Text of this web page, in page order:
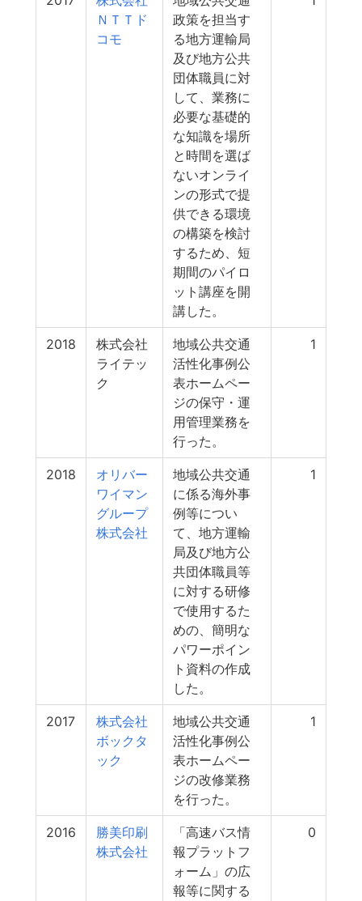
ＮＴＴド
コモ
政策を担当す
る地方運輸局
及び地方公共
団体職員に対
して、業務に
必要な基礎的
な知識を場所
と時間を選ば
ないオンライ
ンの形式で提
供できる環境
の構築を検討
するため、短
期間のパイロ
ット講座を開
講した。
2018
株式会社
ライテッ
ク
地域公共交通
活性化事例公
表ホームペー
ジの保守・運
用管理業務を
行った。
1
2018
オリバー
ワイマン
グループ
株式会社
地域公共交通
に係る海外事
例等につい
て、地方運輸
局及び地方公
共団体職員等
に対する研修
で使用するた
めの、簡明な
パワーポイン
ト資料の作成
した。
1
2017
株式会社
ボックタ
ック
地域公共交通
活性化事例公
表ホームペー
ジの改修業務
を行った。
1
2016
勝美印刷
株式会社
「高速バス情
報プラットフ
ォーム」の広
報等に関する
0